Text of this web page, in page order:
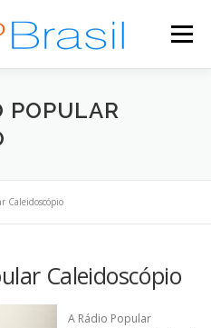
Menu
SOMOS FORMAÇÃO
POPULAR
Caleidoscópio
Caleidoscópio
A Rádio Popular